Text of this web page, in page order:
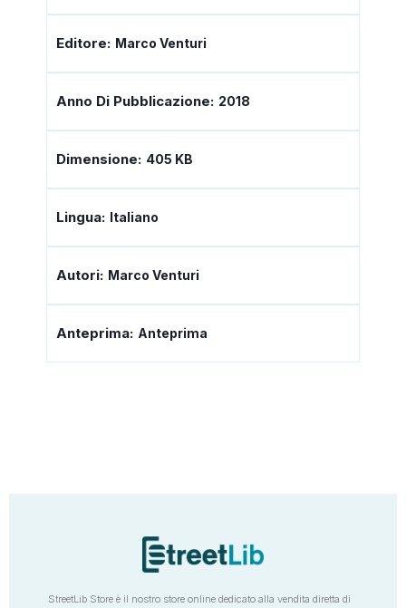
Editore: Marco Venturi
Anno Di Pubblicazione: 2018
Dimensione: 405 KB
Lingua: Italiano
Autori: Marco Venturi
Anteprima: Anteprima
StreetLib Store è il nostro store online dedicato alla vendita diretta di